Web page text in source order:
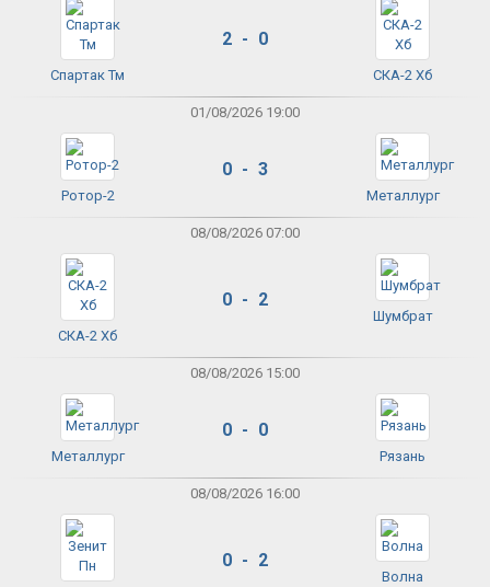
Спартак Тм
2 - 0
СКА-2 Хб
01/08/2026 19:00
Ротор-2
0 - 3
Металлург
08/08/2026 07:00
СКА-2 Хб
0 - 2
Шумбрат
08/08/2026 15:00
Металлург
0 - 0
Рязань
08/08/2026 16:00
0 - 2
Волна